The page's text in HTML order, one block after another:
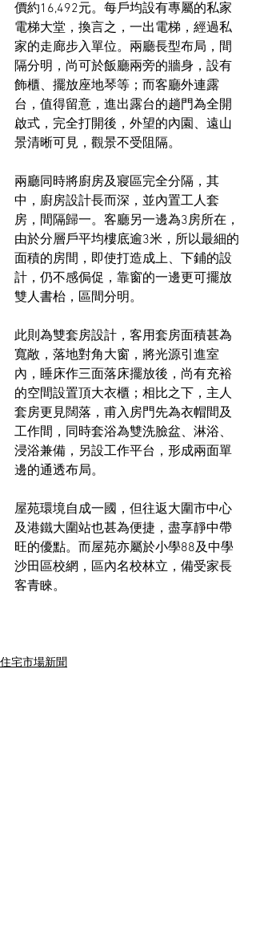
價約16,492元。每戶均設有專屬的私家
電梯大堂，換言之，一出電梯，經過私
家的走廊步入單位。兩廳長型布局，間
隔分明，尚可於飯廳兩旁的牆身，設有
飾櫃、擺放座地琴等；而客廳外連露
台，值得留意，進出露台的趟門為全開
啟式，完全打開後，外望的內園、遠山
景清晰可見，觀景不受阻隔。
兩廳同時將廚房及寢區完全分隔，其
中，廚房設計長而深，並內置工人套
房，間隔歸一。客廳另一邊為3房所在，
由於分層戶平均樓底逾3米，所以最細的
面積的房間，即使打造成上、下鋪的設
計，仍不感侷促，靠窗的一邊更可擺放
雙人書枱，區間分明。
此則為雙套房設計，客用套房面積甚為
寬敞，落地對角大窗，將光源引進室
內，睡床作三面落床擺放後，尚有充裕
的空間設置頂大衣櫃；相比之下，主人
套房更見闊落，甫入房門先為衣帽間及
工作間，同時套浴為雙洗臉盆、淋浴、
浸浴兼備，另設工作平台，形成兩面單
邊的通透布局。
屋苑環境自成一國，但往返大圍市中心
及港鐵大圍站也甚為便捷，盡享靜中帶
旺的優點。而屋苑亦屬於小學88及中學
沙田區校網，區內名校林立，備受家長
客青睞。
住宅市場新聞